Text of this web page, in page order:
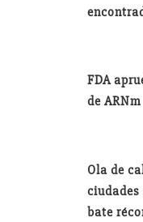
FDA
de ARNm
Ola de
bate